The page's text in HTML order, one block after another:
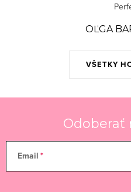
VŠETKY
OĽGA
Odoberať
Email